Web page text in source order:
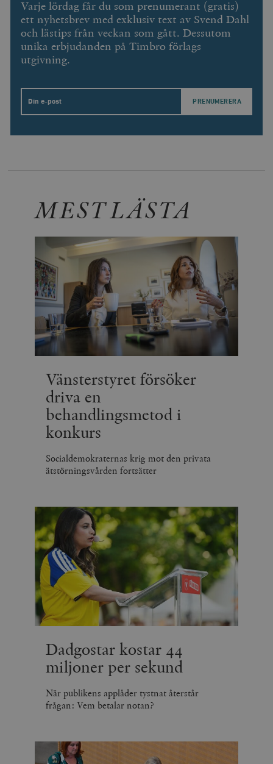
Varje lördag får du som prenumerant (gratis)
ett nyhetsbrev med exklusiv text av Svend Dahl
och lästips från veckan som gått. Dessutom
unika erbjudanden på Timbro förlags
utgivning.
Email
MEST LÄSTA
Vänsterstyret försöker
driva en
behandlingsmetod i
konkurs
Socialdemokraternas krig mot den privata
ätstörningsvården fortsätter
Dadgostar kostar 44
miljoner per sekund
När publikens applåder tystnat återstår
frågan: Vem betalar notan?